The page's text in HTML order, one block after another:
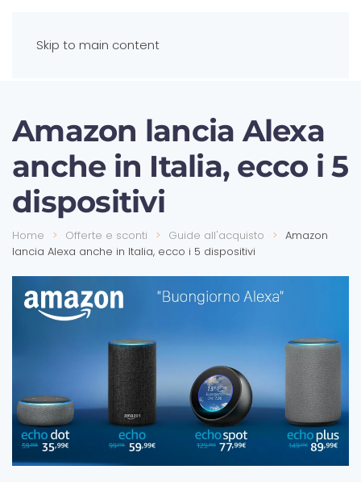
Skip to main content
Amazon lancia Alexa
anche in Italia, ecco i 5
dispositivi
Home Offerte e sconti Guide all'acquisto
Amazon
lancia Alexa anche in Italia, ecco i 5 dispositivi